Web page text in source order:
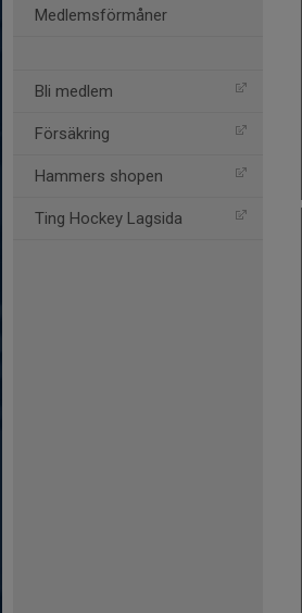
Medlemsförmåner
Bli medlem
Försäkring
Hammers shopen
Ting Hockey Lagsida